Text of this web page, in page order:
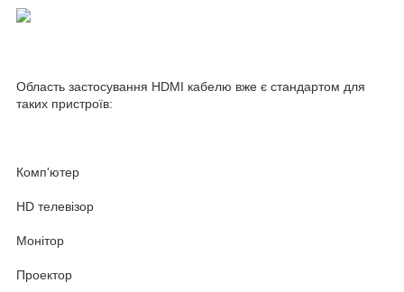
Область застосування HDMI кабелю вже є стандартом для
таких пристроїв:
Комп'ютер
HD телевізор
Монітор
Проектор